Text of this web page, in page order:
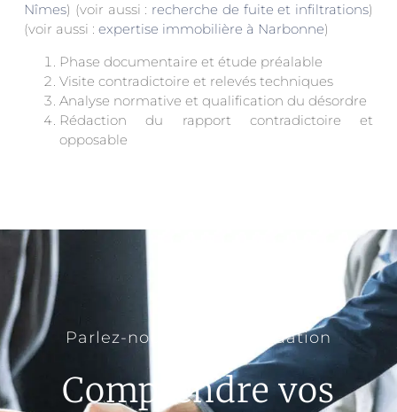
Nîmes) (voir aussi : recherche de fuite et infiltrations)
(voir aussi : expertise immobilière à Narbonne)
Phase documentaire et étude préalable
Visite contradictoire et relevés techniques
Analyse normative et qualification du désordre
Rédaction du rapport contradictoire et
opposable
Parlez-nous de votre situation
Comprendre vos